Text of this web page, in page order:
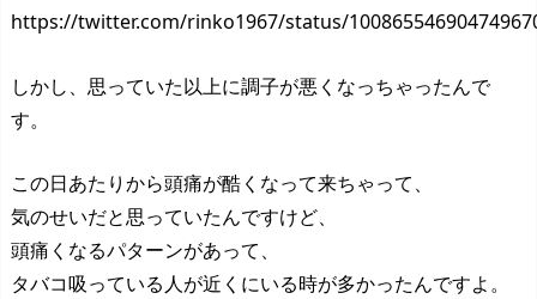
https://twitter.com/rinko1967/status/
しかし、思っていた以上に調子が悪くなっちゃったんで
す。
この日あたりから頭痛が酷くなって来ちゃって、
気のせいだと思っていたんですけど、
頭痛くなるパターンがあって、
タバコ吸っている人が近くにいる時が多かったんですよ。